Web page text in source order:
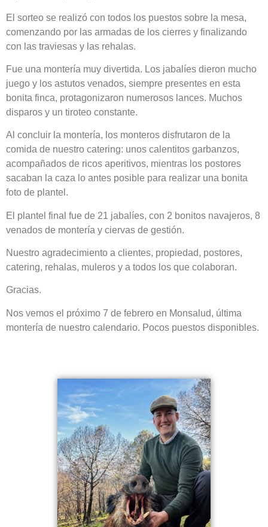
El sorteo se realizó con todos los puestos sobre la mesa,
comenzando por las armadas de los cierres y finalizando
con las traviesas y las rehalas.
Fue una montería muy divertida. Los jabalíes dieron mucho
juego y los astutos venados, siempre presentes en esta
bonita finca, protagonizaron numerosos lances. Muchos
disparos y un tiroteo constante.
Al concluir la montería, los monteros disfrutaron de la
comida de nuestro catering: unos calentitos garbanzos,
acompañados de ricos aperitivos, mientras los postores
sacaban la caza lo antes posible para realizar una bonita
foto de plantel.
El plantel final fue de 21 jabalíes, con 2 bonitos navajeros, 8
venados de montería y ciervas de gestión.
Nuestro agradecimiento a clientes, propiedad, postores,
catering, rehalas, muleros y a todos los que colaboran.
Gracias.
Nos vemos el próximo 7 de febrero en Monsalud, última
montería de nuestro calendario. Pocos puestos disponibles.